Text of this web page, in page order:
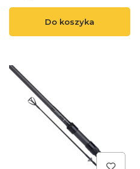
Do koszyka